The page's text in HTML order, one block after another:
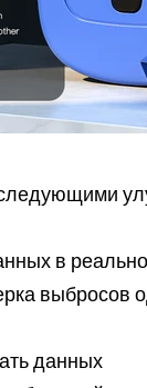
следующими
в
выбросов
данных